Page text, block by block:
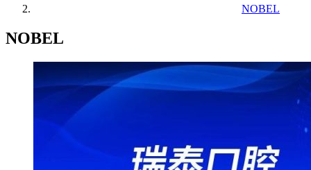
NOBEL
NOBEL